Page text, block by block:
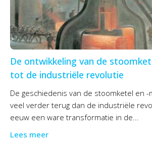
De ontwikkeling van de
tot de industriële revolutie
De geschiedenis van de stoomketel en -
veel verder terug dan de industriële
eeuw een ware transformatie in de...
Lees meer